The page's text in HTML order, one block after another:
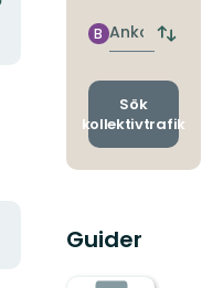
Ankomst
B
Byt
och
Sök
kollektivtrafik
Guider